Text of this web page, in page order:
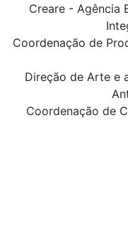
Creare - Agência
Coordenação de
Direção de Arte e
Coordenação de